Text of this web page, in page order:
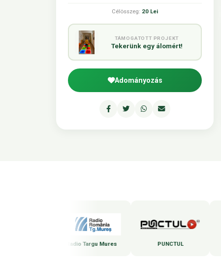
Célösszeg: 20 Lei
TÁMOGATOTT PROJEKT
Tekerünk egy álomért!
Adományozás
Radio Targu Mures PUNCTUL